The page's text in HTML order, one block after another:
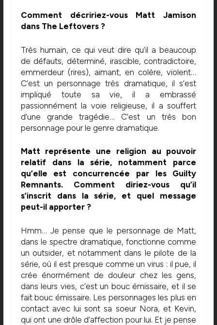
Comment décririez-vous Matt Jamison
dans The Leftovers ?
Très humain, ce qui veut dire qu’il a beaucoup
de défauts, déterminé, irascible, contradictoire,
emmerdeur (rires), aimant, en colère, violent…
C’est un personnage très dramatique, il s’est
impliqué toute sa vie, il a embrassé
passionnément la voie religieuse, il a souffert
d’une grande tragédie… C’est un très bon
personnage pour le genre dramatique.
Matt représente une religion au pouvoir
relatif dans la série, notamment parce
qu’elle est concurrencée par les Guilty
Remnants. Comment diriez-vous qu’il
s’inscrit dans la série, et quel message
peut-il apporter ?
Hmm… Je pense que le personnage de Matt,
dans le spectre dramatique, fonctionne comme
un outsider, et notamment dans le pilote de la
série, où il est presque comme un virus : il pue, il
crée énormément de douleur chez les gens,
dans leurs vies, c’est un bouc émissaire, et il se
fait bouc émissaire. Les personnages les plus en
contact avec lui sont sa soeur Nora, et Kevin,
qui ont une drôle d’affection pour lui. Et je pense